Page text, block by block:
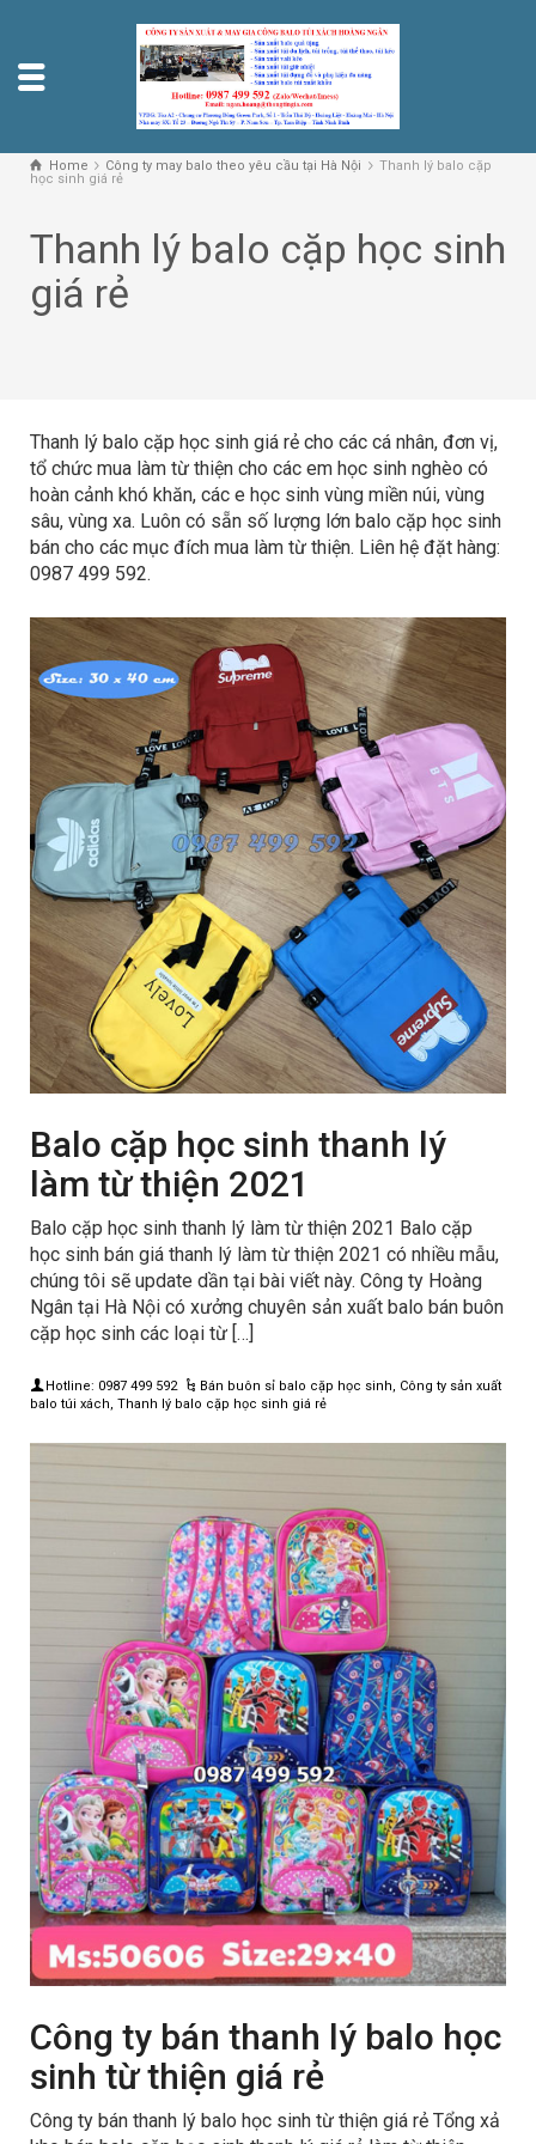
Home Công ty may balo theo yêu cầu tại Hà Nội
Thanh lý balo cặp
học sinh giá rẻ
Thanh lý balo cặp học sinh
giá rẻ
Thanh lý balo cặp học sinh giá rẻ cho các cá nhân, đơn vị,
tổ chức mua làm từ thiện cho các em học sinh nghèo có
hoàn cảnh khó khăn, các e học sinh vùng miền núi, vùng
sâu, vùng xa. Luôn có sẵn số lượng lớn balo cặp học sinh
bán cho các mục đích mua làm từ thiện. Liên hệ đặt hàng:
0987 499 592.
Balo cặp học sinh thanh lý
làm từ thiện 2021
Balo cặp học sinh thanh lý làm từ thiện 2021 Balo cặp
học sinh bán giá thanh lý làm từ thiện 2021 có nhiều mẫu,
chúng tôi sẽ update dần tại bài viết này. Công ty Hoàng
Ngân tại Hà Nội có xưởng chuyên sản xuất balo bán buôn
cặp học sinh các loại từ […]
Hotline: 0987 499 592 Bán buôn sỉ balo cặp học sinh, Công ty sản xuất
balo túi xách, Thanh lý balo cặp học sinh giá rẻ
Công ty bán thanh lý balo học
sinh từ thiện giá rẻ
Công ty bán thanh lý balo học sinh từ thiện giá rẻ Tổng xả